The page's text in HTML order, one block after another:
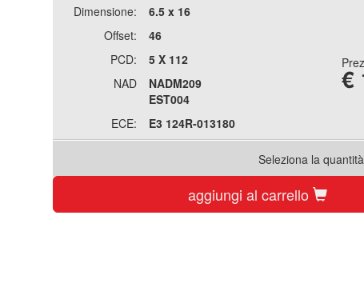
Dimensione:
6.5 x 16
Offset:
46
PCD:
5 X 112
NAD
NADM209
EST004
ECE:
E3 124R-013180
€
Seleziona la quantità
aggiungi al carrello